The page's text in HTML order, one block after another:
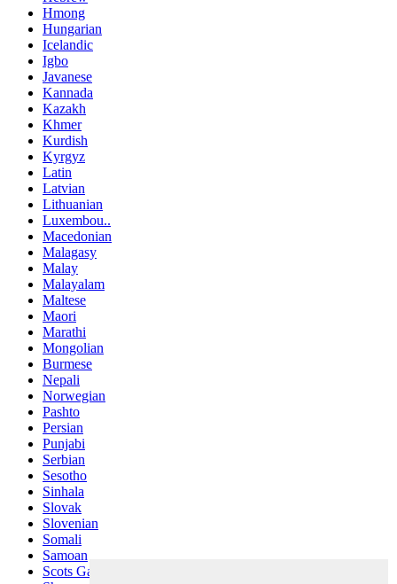
Hmong
Hungarian
Icelandic
Igbo
Javanese
Kannada
Kazakh
Khmer
Kurdish
Kyrgyz
Latin
Latvian
Lithuanian
Luxembou..
Macedonian
Malagasy
Malay
Malayalam
Maltese
Maori
Marathi
Mongolian
Burmese
Nepali
Norwegian
Pashto
Persian
Punjabi
Serbian
Sesotho
Sinhala
Slovak
Slovenian
Somali
Samoan
Scots Gaelic